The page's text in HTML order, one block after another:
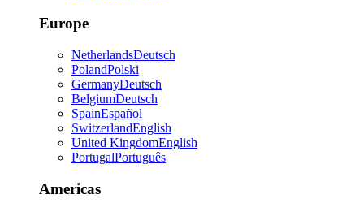
Europe
NetherlandsDeutsch
PolandPolski
GermanyDeutsch
BelgiumDeutsch
SpainEspañol
SwitzerlandEnglish
United KingdomEnglish
PortugalPortuguês
Americas